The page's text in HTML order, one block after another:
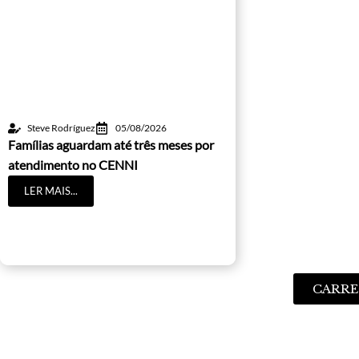
Steve Rodríguez 05/08/2026
Famílias aguardam até três meses por
atendimento no CENNI
LER MAIS...